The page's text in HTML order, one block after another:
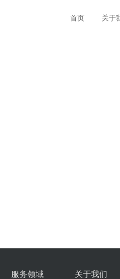
首页 关于
服务领域 关于我们